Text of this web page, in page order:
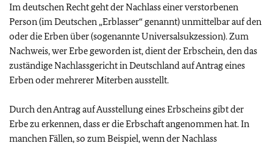
Im deutschen Recht geht der Nachlass einer verstorbenen
Person (im Deutschen „Erblasser“ genannt) unmittelbar auf den
oder die Erben über (sogenannte Universalsukzession). Zum
Nachweis, wer Erbe geworden ist, dient der Erbschein, den das
zuständige Nachlassgericht in Deutschland auf Antrag eines
Erben oder mehrerer Miterben ausstellt.
Durch den Antrag auf Ausstellung eines Erbscheins gibt der
Erbe zu erkennen, dass er die Erbschaft angenommen hat. In
manchen Fällen, so zum Beispiel, wenn der Nachlass